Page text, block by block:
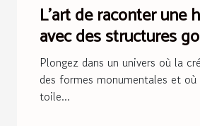
L'art de raconter une
avec des structures
lors d'événements
Plongez dans un univers où la
des formes monumentales et où
toile...